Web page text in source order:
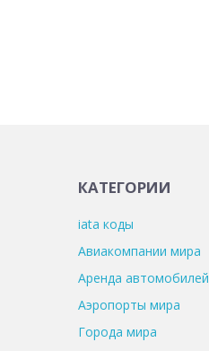
КАТЕГОРИИ
iata коды
Авиакомпании мира
Аренда автомобилей
Аэропорты мира
Города мира